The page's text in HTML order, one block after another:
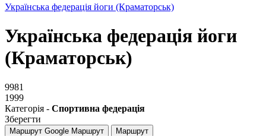
Українська федерація йоги (Краматорськ)
Українська федерація йоги
(Краматорськ)
9981
1999
Категорія - Спортивна федерація
Зберегти
Маршрут Google Маршрут Маршрут